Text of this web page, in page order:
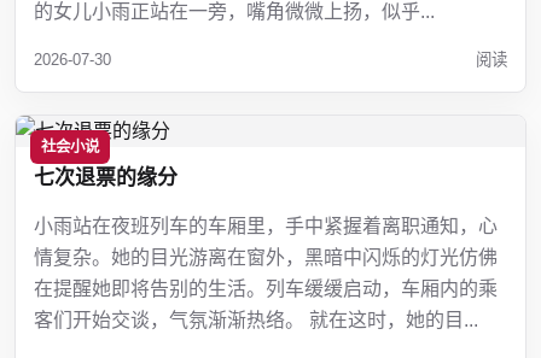
的女儿小雨正站在一旁，嘴角微微上扬，似乎...
2026-07-30 阅读
社会小说
七次退票的缘分
小雨站在夜班列车的车厢里，手中紧握着离职通知，心
情复杂。她的目光游离在窗外，黑暗中闪烁的灯光仿佛
在提醒她即将告别的生活。列车缓缓启动，车厢内的乘
客们开始交谈，气氛渐渐热络。 就在这时，她的目...